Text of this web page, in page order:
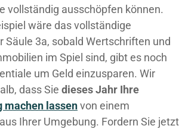
vollständig ausschöpfen können.
wäre das vollständige
Säule 3a, sobald Wertschriften und
im Spiel sind, gibt es noch
um Geld einzusparen. Wir
dass Sie diesesJahr Ihre
machen lassenvon einem
Ihrer Umgebung. Fordern Sie jetzt